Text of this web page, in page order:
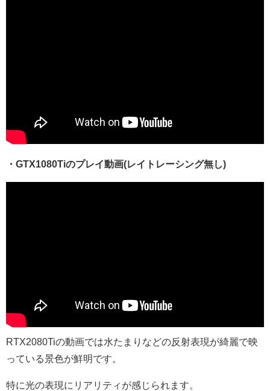
・GTX1080Tiのプレイ動画(レイトレーシング無し)
RTX2080Tiの動画では水たまりなどの反射表現が綺麗で映
っている景色が鮮明です。
特に光の表現にリアリティが感じられます。